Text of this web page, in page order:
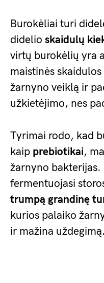
Burokėliai turi
didelio skaidulų
virtų burokėlių yra
maistinės
žarnyno veiklą ir
užkietėjimo, nes
Tyrimai rodo, kad
kaip prebiotikai,
žarnyno
fermentuojasi
trumpą grandinę
kurios palaiko
ir mažina uždegimą.